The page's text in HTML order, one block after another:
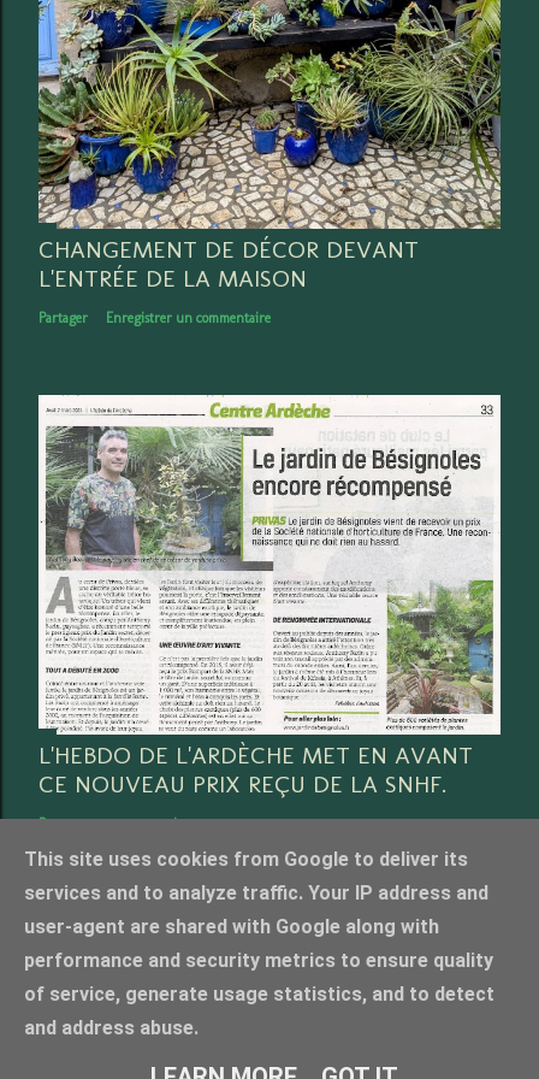
o
m
m
e
n
t
a
i
r
e
CHANGEMENT DE DÉCOR DEVANT
L'ENTRÉE DE LA MAISON
Partager Enregistrer un commentaire
L'HEBDO DE L'ARDÈCHE MET EN AVANT
CE NOUVEAU PRIX REÇU DE LA SNHF.
Partager 3 commentaires
Fourni par Blogger
Crédit photo Anthony Bazin, tous droits réservés. merci de nous contacter pour l'utilisation
This site uses cookies from Google to deliver its
services and to analyze traffic. Your IP address and
user-agent are shared with Google along with
performance and security metrics to ensure quality
of service, generate usage statistics, and to detect
and address abuse.